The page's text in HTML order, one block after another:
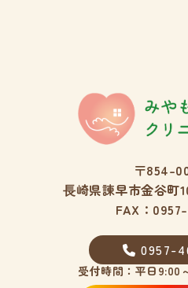
〒854-
⾧崎県諫早市金谷町
FAX：
0957-
受付時間：平日9:00